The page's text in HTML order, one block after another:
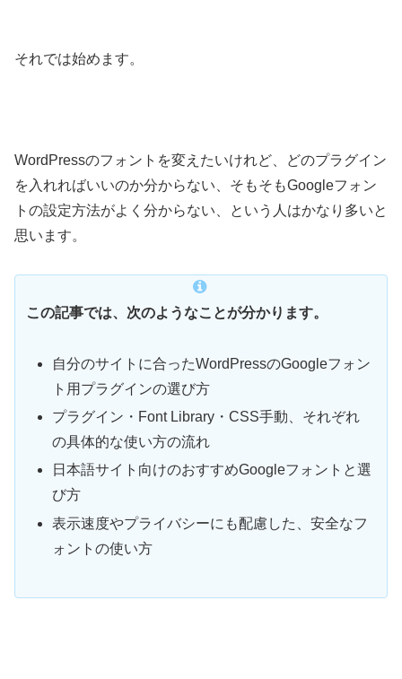
それでは始めます。
WordPressのフォントを変えたいけれど、どのプラグイン
を入れればいいのか分からない、そもそもGoogleフォン
トの設定方法がよく分からない、という人はかなり多いと
思います。
この記事では、次のようなことが分かります。
自分のサイトに合ったWordPressのGoogleフォン
ト用プラグインの選び方
プラグイン・Font Library・CSS手動、それぞれ
の具体的な使い方の流れ
日本語サイト向けのおすすめGoogleフォントと選
び方
表示速度やプライバシーにも配慮した、安全なフ
ォントの使い方